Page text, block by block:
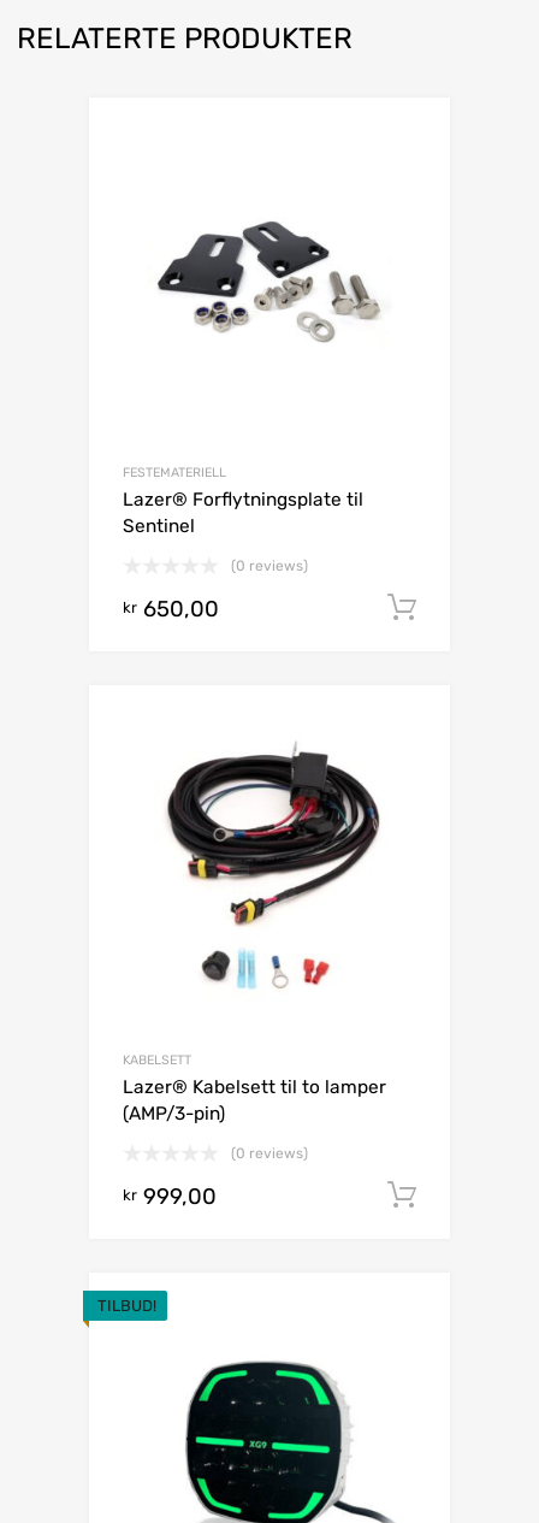
RELATERTE PRODUKTER
FESTEMATERIELL
Lazer® Forflytningsplate til
Sentinel
(0 reviews)
kr 650,00
KABELSETT
Lazer® Kabelsett til to lamper
(AMP/3-pin)
(0 reviews)
kr 999,00
TILBUD!